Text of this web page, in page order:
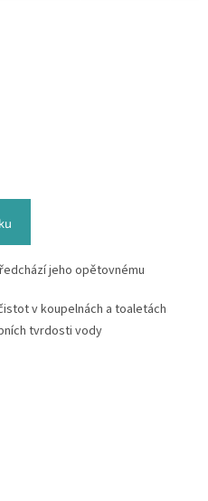
jeho opětovnému
v koupelnách a toaletách
tvrdosti vody